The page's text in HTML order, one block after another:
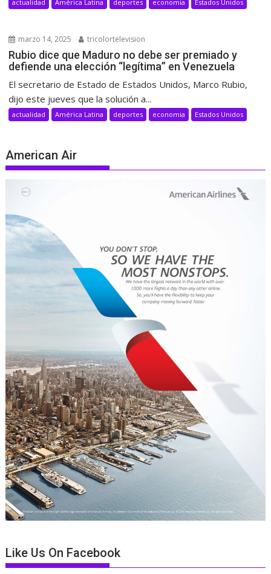
actualidad América Latina deportes economia Estados Unidos
marzo 14, 2025 tricolortelevision
Rubio dice que Maduro no debe ser premiado y
defiende una elección “legítima” en Venezuela
El secretario de Estado de Estados Unidos, Marco Rubio,
dijo este jueves que la solución a...
actualidad América Latina deportes economia Estados Unidos
American Air
Like Us On Facebook